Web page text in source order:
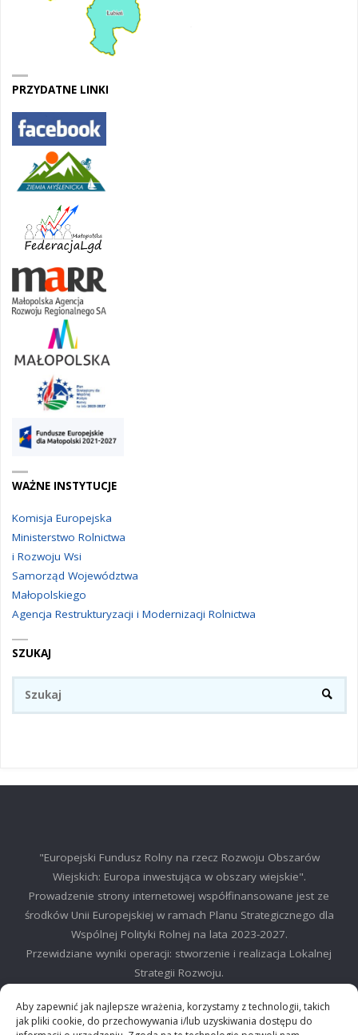
Aby zapewnić jak najlepsze wrażenia, korzystamy z technologii, takich
jak pliki cookie, do przechowywania i/lub uzyskiwania dostępu do
PRZYDATNE LINKI
WAŻNE INSTYTUCJE
Komisja Europejska
Ministerstwo Rolnictwa
i Rozwoju Wsi
Samorząd Województwa
Małopolskiego
Agencja Restrukturyzacji i Modernizacji Rolnictwa
SZUKAJ
"Europejski Fundusz Rolny na rzecz Rozwoju Obszarów
Wiejskich: Europa inwestująca w obszary wiejskie".
Prowadzenie strony internetowej współfinansowane jest ze
środków Unii Europejskiej w ramach Planu Strategicznego dla
Wspólnej Polityki Rolnej na lata 2023-2027.
Przewidziane wyniki operacji: stworzenie i realizacja Lokalnej
Strategii Rozwoju.